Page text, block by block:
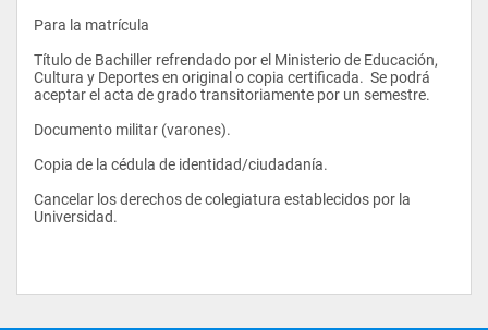
Para la matrícula
Título de Bachiller refrendado por el Ministerio de Educación,
Cultura y Deportes en original o copia certificada.  Se podrá
aceptar el acta de grado transitoriamente por un semestre.
Documento militar (varones).
Copia de la cédula de identidad/ciudadanía.
Cancelar los derechos de colegiatura establecidos por la
Universidad.